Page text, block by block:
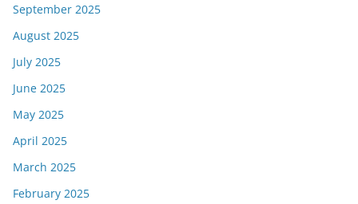
September 2025
August 2025
July 2025
June 2025
May 2025
April 2025
March 2025
February 2025